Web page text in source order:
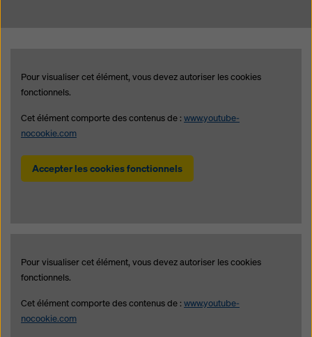
Pour visualiser cet élément, vous devez autoriser les cookies
fonctionnels.
Cet élément comporte des contenus de : www.youtube-
nocookie.com
Accepter les cookies fonctionnels
Pour visualiser cet élément, vous devez autoriser les cookies
fonctionnels.
Cet élément comporte des contenus de : www.youtube-
nocookie.com